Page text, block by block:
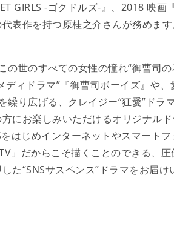
GIRLS -ゴクドルズ-』、2018 映
表作を持つ原桂之介さんが務めます
世のすべての女性の憧れ“御曹司
ディドラマ”『御曹司ボーイズ』や
繰り広げる、クレイジー“狂愛”ドラ
にお楽しみいただけるオリジナル
はじめインターネットやスマート
」だからこそ描くことのできる、
た“SNSサスペンス”ドラマをお届